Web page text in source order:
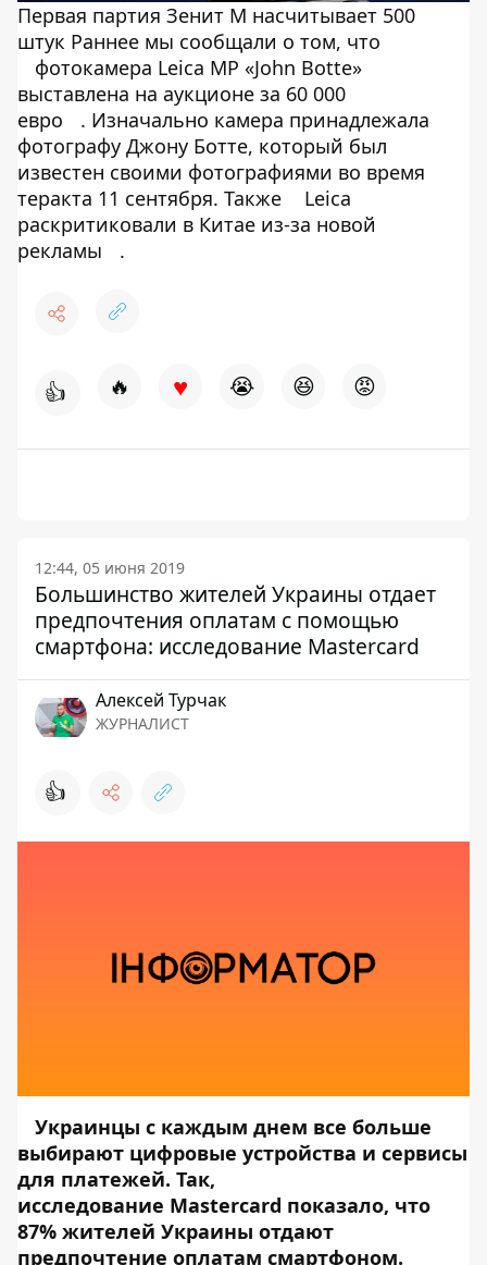
Первая партия Зенит М насчитывает 500
штук Раннее мы сообщали о том, что
фотокамера Leica MP «John Botte»
выставлена на аукционе за 60 000
евро
. Изначально камера принадлежала
фотографу Джону Ботте, который был
известен своими фотографиями во время
теракта 11 сентября. Также
Leica
раскритиковали в Китае из-за новой
рекламы
.
👍 🔥 ♥ 😭 😆 😡
12:44, 05 июня 2019
Большинство жителей Украины отдает
предпочтения оплатам с помощью
смартфона: исследование Mastercard
Алексей Турчак
ЖУРНАЛИСТ
👍
Украинцы с каждым днем все больше
выбирают цифровые устройства и сервисы
для платежей. Так,
исследование Mastercard показало, что
87% жителей Украины отдают
предпочтение оплатам смартфоном.